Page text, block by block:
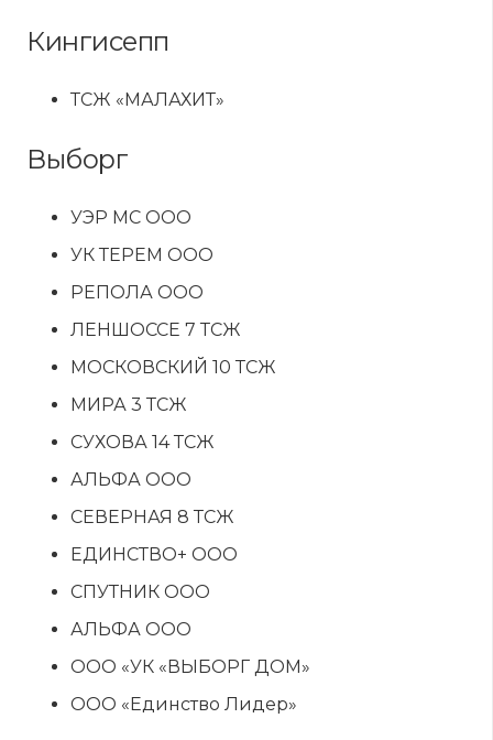
Кингисепп
ТСЖ «МАЛАХИТ»
Выборг
УЭР МС ООО
УК ТЕРЕМ ООО
РЕПОЛА ООО
ЛЕНШОССЕ 7 ТСЖ
МОСКОВСКИЙ 10 ТСЖ
МИРА 3 ТСЖ
СУХОВА 14 ТСЖ
АЛЬФА ООО
СЕВЕРНАЯ 8 ТСЖ
ЕДИНСТВО+ ООО
СПУТНИК ООО
АЛЬФА ООО
ООО «УК «ВЫБОРГ ДОМ»
ООО «Единство Лидер»